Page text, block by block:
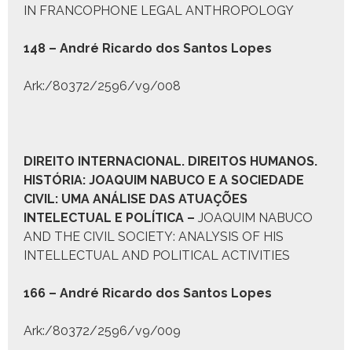
IN FRANCOPHONE LEGAL ANTHROPOLOGY
148 – André Ricar­do dos San­tos Lopes
Ark:/80372/2596/v9/008
DIREITO INTERNACIONAL. DIREITOS HUMANOS.
HISTÓRIA: JOAQUIM NABUCO E A SOCIEDADE
CIVIL: UMA ANÁLISE DAS ATUAÇÕES
INTELECTUAL E POLÍTICA – JOAQUIM NABUCO
AND THE CIVIL SOCIETY: ANALYSIS OF HIS
INTELLECTUAL AND POLITICAL ACTIVITIES
166 – André Ricar­do dos San­tos Lopes
Ark:/80372/2596/v9/009